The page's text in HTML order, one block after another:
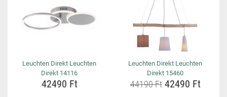
Leuchten Direkt Leuchten
Direkt 14116
42490 Ft
Leuchten Direkt Leuchten
Direkt 15460
44190 Ft42490 Ft